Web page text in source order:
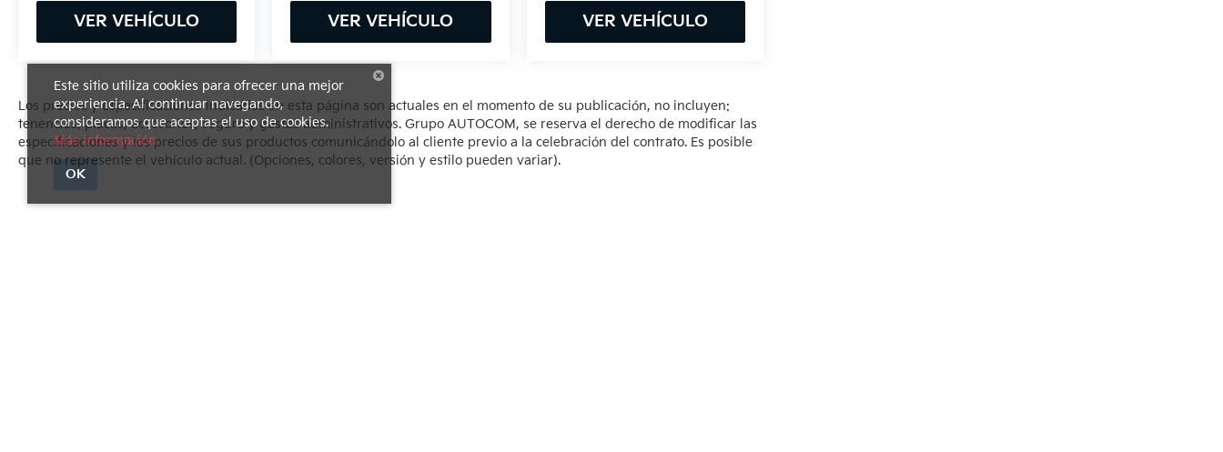
VER VEHÍCULO VER VEHÍCULO VER VEHÍCULO
Los precios y especificaciones indicados en esta página son actuales en el momento de su publicación, no incluyen:
tenencias, placas, accesorios, seguro y gastos administrativos. Grupo AUTOCOM, se reserva el derecho de modificar las
especificaciones y los precios de sus productos comunicándolo al cliente previo a la celebración del contrato. Es posible
que no represente el vehículo actual. (Opciones, colores, versión y estilo pueden variar).
Este sitio utiliza cookies para ofrecer una mejor
experiencia. Al continuar navegando,
consideramos que aceptas el uso de cookies.
Más información
OK